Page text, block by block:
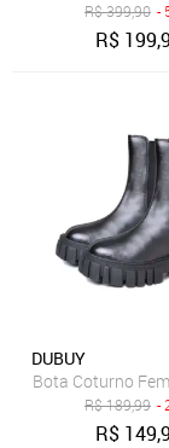
R$399,90 -
R$
DUBUY
Bota Coturno
R$189,99 -
R$